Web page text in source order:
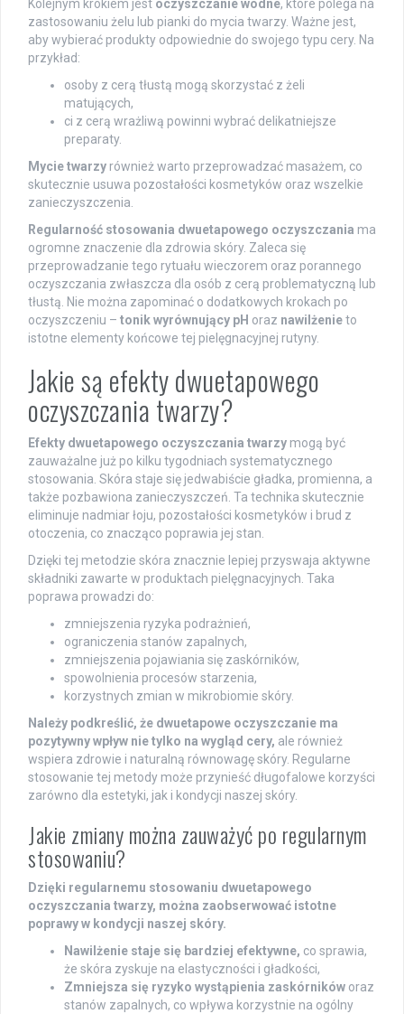
Kolejnym krokiem jest oczyszczanie wodne, które polega na
zastosowaniu żelu lub pianki do mycia twarzy. Ważne jest,
aby wybierać produkty odpowiednie do swojego typu cery. Na
przykład:
osoby z cerą tłustą mogą skorzystać z żeli
matujących,
ci z cerą wrażliwą powinni wybrać delikatniejsze
preparaty.
Mycie twarzy również warto przeprowadzać masażem, co
skutecznie usuwa pozostałości kosmetyków oraz wszelkie
zanieczyszczenia.
Regularność stosowania dwuetapowego oczyszczania ma
ogromne znaczenie dla zdrowia skóry. Zaleca się
przeprowadzanie tego rytuału wieczorem oraz porannego
oczyszczania zwłaszcza dla osób z cerą problematyczną lub
tłustą. Nie można zapominać o dodatkowych krokach po
oczyszczeniu – tonik wyrównujący pH oraz nawilżenieto
istotne elementy końcowe tej pielęgnacyjnej rutyny.
Jakie są efekty dwuetapowego
oczyszczania twarzy?
Efekty dwuetapowego oczyszczania twarzy mogą być
zauważalne już po kilku tygodniach systematycznego
stosowania. Skóra staje się jedwabiście gładka, promienna, a
także pozbawiona zanieczyszczeń. Ta technika skutecznie
eliminuje nadmiar łoju, pozostałości kosmetyków i brud z
otoczenia, co znacząco poprawia jej stan.
Dzięki tej metodzie skóra znacznie lepiej przyswaja aktywne
składniki zawarte w produktach pielęgnacyjnych. Taka
poprawa prowadzi do:
zmniejszenia ryzyka podrażnień,
ograniczenia stanów zapalnych,
zmniejszenia pojawiania się zaskórników,
spowolnienia procesów starzenia,
korzystnych zmian w mikrobiomie skóry.
Należy podkreślić, że dwuetapowe oczyszczanie ma
pozytywny wpływ nie tylko na wygląd cery, ale również
wspiera zdrowie i naturalną równowagę skóry. Regularne
stosowanie tej metody może przynieść długofalowe korzyści
zarówno dla estetyki, jak i kondycji naszej skóry.
Jakie zmiany można zauważyć po regularnym
stosowaniu?
Dzięki regularnemu stosowaniu dwuetapowego
oczyszczania twarzy, można zaobserwować istotne
poprawy w kondycji naszej skóry.
Nawilżenie staje się bardziej efektywne, co sprawia,
że skóra zyskuje na elastyczności i gładkości,
Zmniejsza się ryzyko wystąpienia zaskórników oraz
stanów zapalnych, co wpływa korzystnie na ogólny